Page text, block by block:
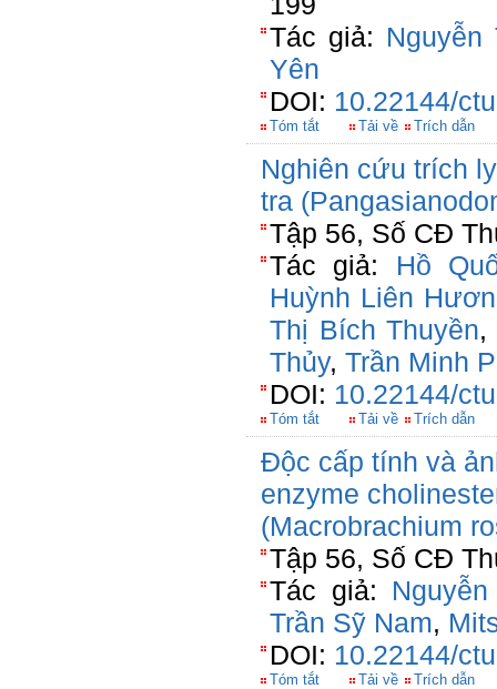
Tác giả: Nguyễn
Yên
DOI: 10.22144/
Tóm tắt Tải về Trích dẫn
Nghiên cứu trích
tra
Tập 56, Số CĐ
Tác giả: Hồ
Huỳnh Liên
Thị Bích Thuyền
Thủy, Trần Minh
DOI: 10.22144/
Tóm tắt Tải về Trích dẫn
Độc cấp tính và
enzyme
(Macrobrachium
Tập 56, Số CĐ
Tác giả:
Trần Sỹ Nam,
DOI: 10.22144/
Tóm tắt Tải về Trích dẫn